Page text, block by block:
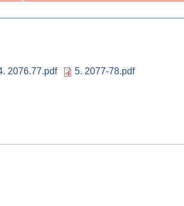
11:18
2076.77.pdf 5. 2077-78.pdf